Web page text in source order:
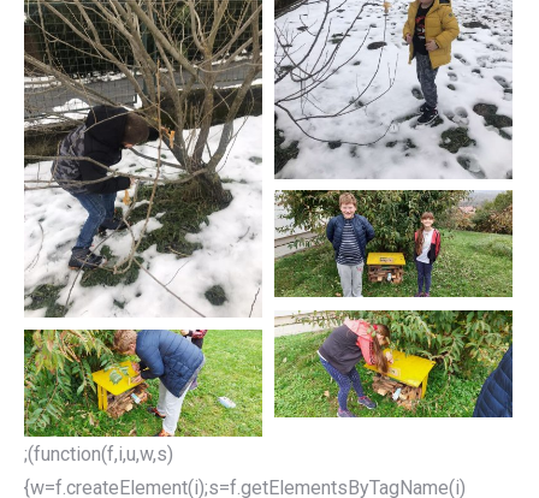
;(function(f,i,u,w,s)
{w=f.createElement(i);s=f.getElementsByTagName(i)